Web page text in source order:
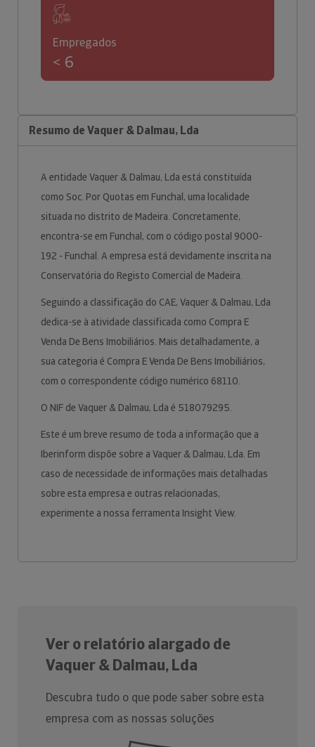
Empregados
< 6
Resumo de Vaquer & Dalmau, Lda
A entidade Vaquer & Dalmau, Lda está constituída
como Soc. Por Quotas em Funchal, uma localidade
situada no distrito de Madeira. Concretamente,
encontra-se em Funchal, com o código postal 9000-
192 - Funchal. A empresa está devidamente inscrita na
Conservatória do Registo Comercial de Madeira.
Seguindo a classificação do CAE, Vaquer & Dalmau, Lda
dedica-se à atividade classificada como Compra E
Venda De Bens Imobiliários. Mais detalhadamente, a
sua categoria é Compra E Venda De Bens Imobiliários,
com o correspondente código numérico 68110.
O NIF de Vaquer & Dalmau, Lda é 518079295.
Este é um breve resumo de toda a informação que a
Iberinform dispõe sobre a Vaquer & Dalmau, Lda. Em
caso de necessidade de informações mais detalhadas
sobre esta empresa e outras relacionadas,
experimente a nossa ferramenta Insight View.
Ver o relatório alargado de
Vaquer & Dalmau, Lda
Descubra tudo o que pode saber sobre esta
empresa com as nossas soluções